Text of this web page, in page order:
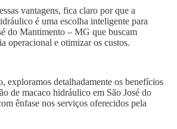
vantagens, fica claro por que a
é uma escolha inteligente para
do Mantimento – MG que buscam
operacional e otimizar os custos.
exploramos detalhadamente os benefícios
de macaco hidráulico em São José do
ênfase nos serviços oferecidos pela